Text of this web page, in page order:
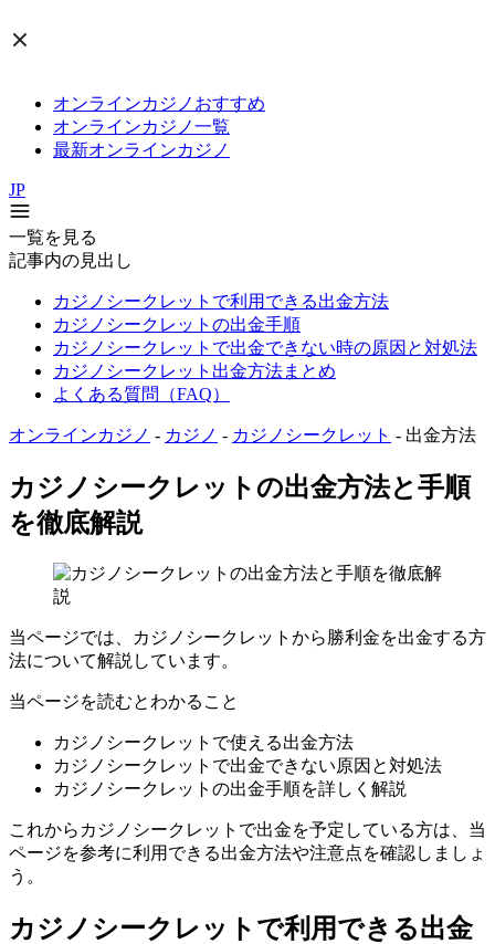
オンラインカジノおすすめ
オンラインカジノ一覧
最新オンラインカジノ
JP
一覧を見る
記事内の見出し
カジノシークレットで利用できる出金方法
カジノシークレットの出金手順
カジノシークレットで出金できない時の原因と対処法
カジノシークレット出金方法まとめ
よくある質問（FAQ）
オンラインカジノ - カジノ - カジノシークレット - 出金方法
カジノシークレットの出金方法と手順
を徹底解説
当ページでは、カジノシークレットから勝利金を出金する方
法について解説しています。
当ページを読むとわかること
カジノシークレットで使える出金方法
カジノシークレットで出金できない原因と対処法
カジノシークレットの出金手順を詳しく解説
これからカジノシークレットで出金を予定している方は、当
ページを参考に利用できる出金方法や注意点を確認しましょ
う。
カジノシークレットで利用できる出金